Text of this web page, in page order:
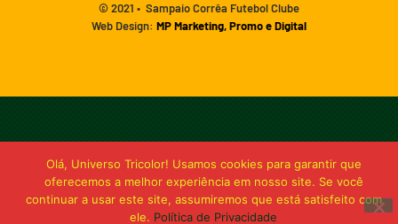
© 2021 • Sampaio Corrêa Futebol Clube
Web Design: MP Marketing, Promo e Digital
Olá, Universo Tricolor! Usamos cookies para garantir que
oferecemos a melhor experiência em nosso site. Se você
continuar a usar este site, assumiremos que está satisfeito com
ele. Política de Privacidade